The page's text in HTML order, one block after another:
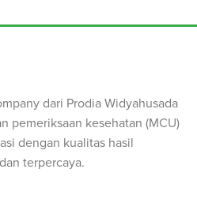
dari Prodia Widyahusada
pemeriksaan kesehatan (MCU)
dengan kualitas hasil
terpercaya.